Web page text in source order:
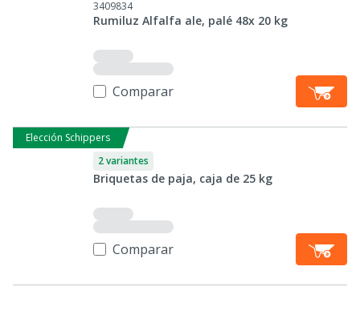
3409834
Rumiluz Alfalfa ale, palé 48x 20 kg
Comparar
Elección Schippers
2 variantes
Briquetas de paja, caja de 25 kg
Comparar